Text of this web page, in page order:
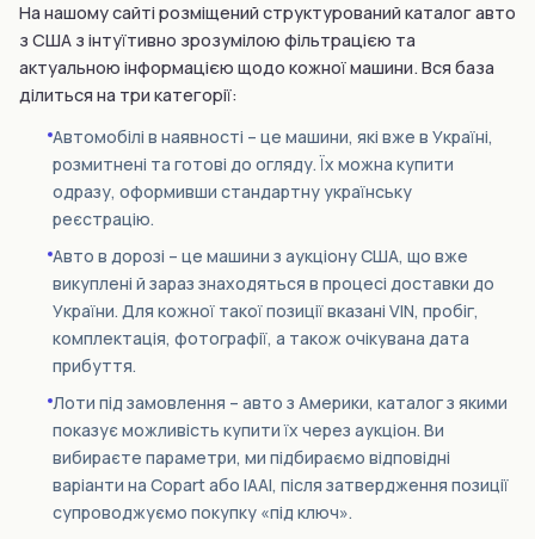
На нашому сайті розміщений структурований каталог авто
з США з інтуїтивно зрозумілою фільтрацією та
актуальною інформацією щодо кожної машини. Вся база
ділиться на три категорії:
Автомобілі в наявності – це машини, які вже в Україні,
розмитнені та готові до огляду. Їх можна купити
одразу, оформивши стандартну українську
реєстрацію.
Авто в дорозі – це машини з аукціону США, що вже
викуплені й зараз знаходяться в процесі доставки до
України. Для кожної такої позиції вказані VIN, пробіг,
комплектація, фотографії, а також очікувана дата
прибуття.
Лоти під замовлення – авто з Америки, каталог з якими
показує можливість купити їх через аукціон. Ви
вибираєте параметри, ми підбираємо відповідні
варіанти на Copart або IAAI, після затвердження позиції
супроводжуємо покупку «під ключ».